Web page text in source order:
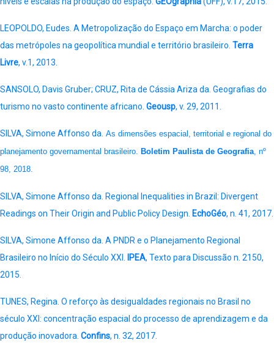
LEOPOLDO, Eudes. A Metropolização do Espaço em Marcha: o poder
das metrópoles na geopolítica mundial e território brasileiro. Terra
Livre, v.1, 2013.
SANSOLO, Davis Gruber; CRUZ, Rita de Cássia Ariza da. Geografias do
turismo no vasto continente africano. Geousp, v. 29, 2011.
SILVA, Simone Affonso da. As dimensões espacial, territorial e regional do
planejamento governamental brasileiro.
Boletim Paulista de Geografia , nº
98, 2018.
SILVA, Simone Affonso da. Regional Inequalities in Brazil: Divergent
Readings on Their Origin and Public Policy Design. EchoGéo, n. 41, 2017.
SILVA, Simone Affonso da. A PNDR e o Planejamento Regional
Brasileiro no Início do Século XXI​.
IPEA, Texto para Discussão n. 2150,
2015.
TUNES, Regina. O reforço às desigualdades regionais no Brasil no
século XXI: concentração espacial do processo de aprendizagem e da
produção inovadora. Confins, n. 32, 2017.